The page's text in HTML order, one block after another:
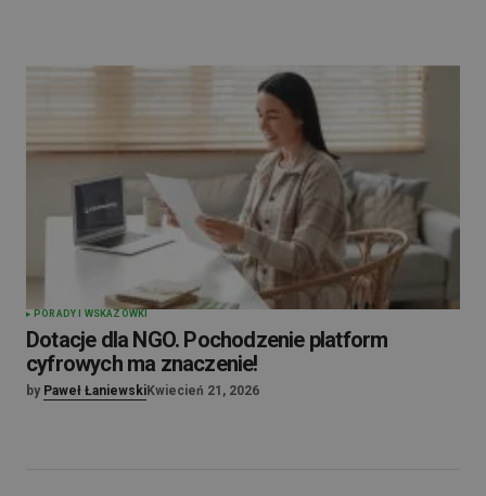
PORADY I WSKAZÓWKI
Dotacje dla NGO. Pochodzenie platform
cyfrowych ma znaczenie!
by Paweł ŁaniewskiKwiecień 21, 2026